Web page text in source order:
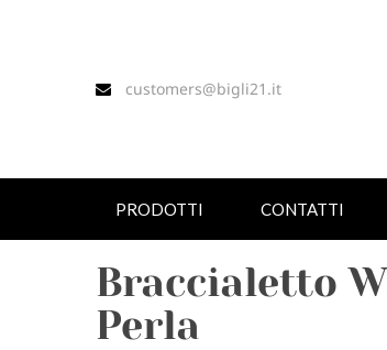
customers@bigli21.it
PRODOTTI CONTATTI
Braccialetto
Perla